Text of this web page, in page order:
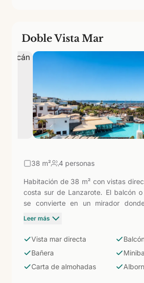
Doble Vista Mar
38 m² 4 personas
Habitación de 38 m² con vistas
costa sur de Lanzarote. El balcón
se convierte en un mirador
Atlántico a cualquier hora. La
equipamiento del hotel de cinco
minibar, caja fuerte, hervidor con
albornoz, zapatillas y carta de
Leer más
Vista mar directa
Bañera
Carta de almohadas